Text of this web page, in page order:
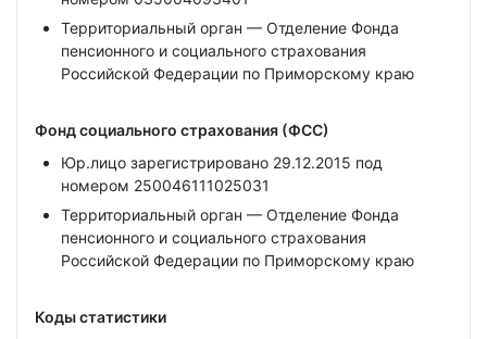
Территориальный орган — Отделение Фонда
пенсионного и социального страхования
Российской Федерации по Приморскому краю
Фонд социального страхования (ФСС)
Юр.лицо зарегистрировано 29.12.2015 под
номером 250046111025031
Территориальный орган — Отделение Фонда
пенсионного и социального страхования
Российской Федерации по Приморскому краю
Коды статистики